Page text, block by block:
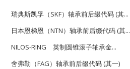
瑞典斯凯孚（SKF）轴承前后缀代码 (其...
日本恩梯恩（NTN）轴承前后缀代码 (其...
NILOS-RING 英制圆锥滚子轴承金...
舍弗勒（FAG）轴承前后缀代码 (其一)